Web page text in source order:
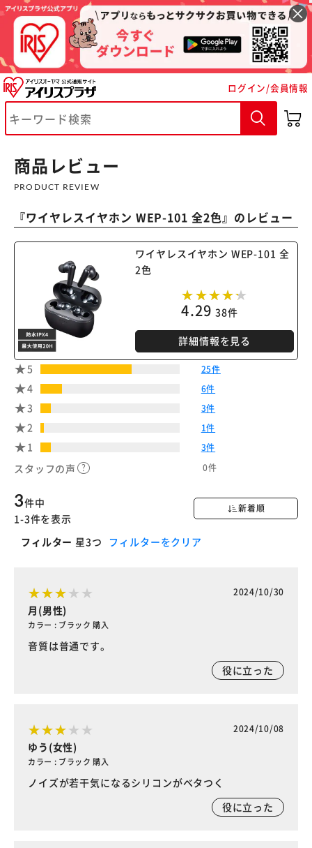
ログイン/会員情報
商品レビュー
PRODUCT REVIEW
『ワイヤレスイヤホン WEP-101 全2色』のレビュー
ワイヤレスイヤホン WEP-101 全
2色
4.29 38件
詳細情報を見る
5 25件
4 6件
3 3件
2 1件
1 3件
スタッフの声 0件
新着順
3件中
1-3件を表示
フィルター 星3つ フィルターをクリア
2024/10/30
月(男性)
カラー : ブラック 購入
音質は普通です。
役に立った
2024/10/08
ゆう(女性)
カラー : ブラック 購入
ノイズが若干気になるシリコンがベタつく
役に立った
※ご確認ください